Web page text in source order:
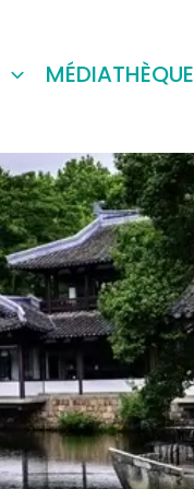
MÉDIATHÈQUE